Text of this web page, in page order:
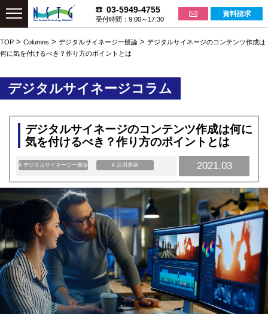
03-5949-4755
受付時間：9:00～17:30
資料請求
TOP > Columns > デジタルサイネージ一般論 > デジタルサイネージのコンテンツ作成は
何に気を付けるべき？作り方のポイントとは
デジタルサイネージコラム
デジタルサイネージのコンテンツ作成は何に
気を付けるべき？作り方のポイントとは
# デジタルサイネージ一般論 # 活用事例 2021.03